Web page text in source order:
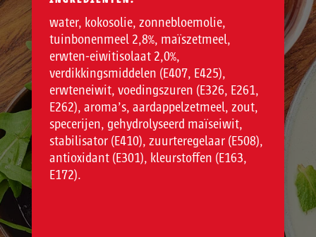
water, kokosolie, zonnebloemolie,
tuinbonenmeel 2,8%, maïszetmeel,
erwten-eiwitisolaat 2,0%,
verdikkingsmiddelen (E407, E425),
erwteneiwit, voedingszuren (E326, E261,
E262), aroma’s, aardappelzetmeel, zout,
specerijen, gehydrolyseerd maïseiwit,
stabilisator (E410), zuurteregelaar (E508),
antioxidant (E301), kleurstoffen (E163,
E172).